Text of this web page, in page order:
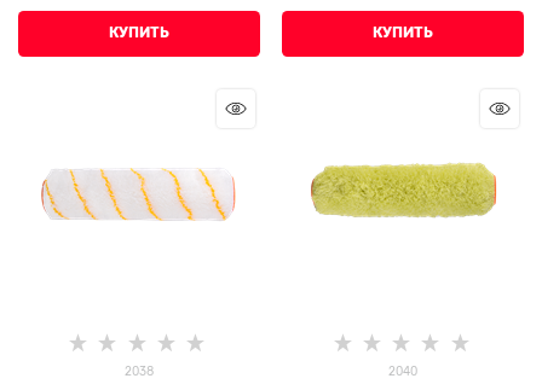
КУПИТЬ КУПИТЬ
2038 2040